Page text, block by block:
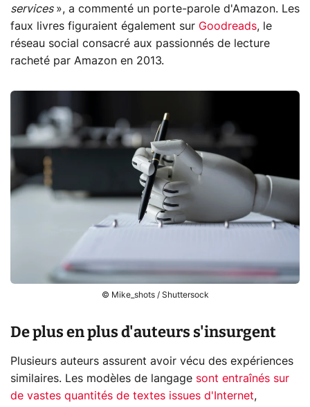
services », a commenté un porte-parole d'Amazon. Les
faux livres figuraient également sur Goodreads, le
réseau social consacré aux passionnés de lecture
racheté par Amazon en 2013.
© Mike_shots / Shuttersock
De plus en plus d'auteurs s'insurgent
Plusieurs auteurs assurent avoir vécu des expériences
similaires. Les modèles de langage sont entraînés sur
de vastes quantités de textes issues d'Internet,